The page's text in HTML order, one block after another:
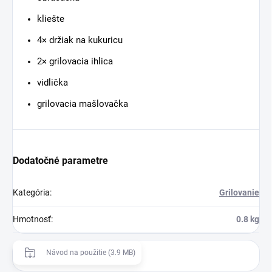
kliešte
4× držiak na kukuricu
2× grilovacia ihlica
vidlička
grilovacia mašlovačka
Dodatočné parametre
Kategória: Grilovanie
Hmotnosť: 0.8 kg
Návod na použitie (3.9 MB)